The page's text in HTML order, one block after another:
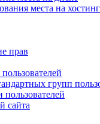
места на
прав
групп
сайта